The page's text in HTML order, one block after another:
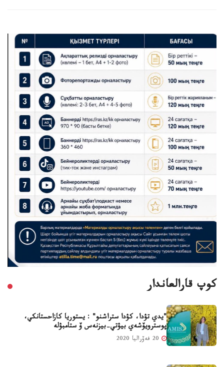
كوپ قارالعاندار
"يدي تۋدا، كۋدا ستراشنو" : يستوريا كازاحستانكي،
پوسترويۆشەي بيۋتي-بيزنەس ۆ ستامبۋلە